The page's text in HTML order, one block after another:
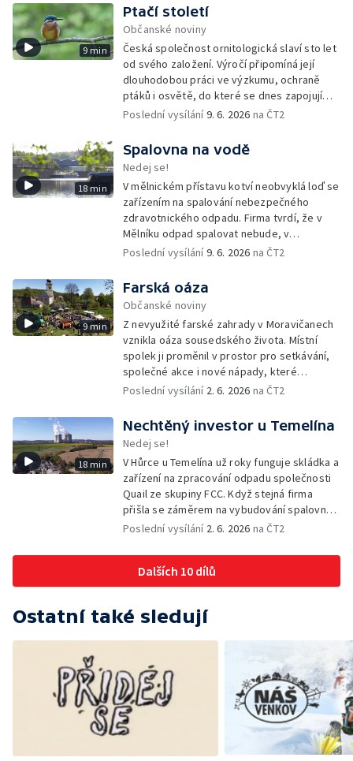
ochranou přírody.
9 min
Ptačí století
Občanské noviny
Česká společnost ornitologická slaví sto let
od svého založení. Výročí připomíná její
dlouhodobou práci ve výzkumu, ochraně
ptáků i osvětě, do které se dnes zapojují
tisíce členů a dobrovolníků po celé
Poslední vysílání9. 6. 2026 na ČT2
18 min
Spalovna na vodě
Nedej se!
V mělnickém přístavu kotví neobvyklá loď se
zařízením na spalování nebezpečného
zdravotnického odpadu. Firma tvrdí, že v
Mělníku odpad spalovat nebude, v
dokumentech k posuzování vlivů na životní
Poslední vysílání9. 6. 2026 na ČT2
9 min
Farská oáza
Občanské noviny
Z nevyužité farské zahrady v Moravičanech
vznikla oáza sousedského života. Místní
spolek ji proměnil v prostor pro setkávání,
společné akce i nové nápady, které
přesahují zahradu a pomáhají rozhýbat život
Poslední vysílání 2. 6. 2026 na ČT2
18 min
Nechtěný investor u Temelína
Nedej se!
V Hůrce u Temelína už roky funguje skládka a
zařízení na zpracování odpadu společnosti
Quail ze skupiny FCC. Když stejná firma
přišla se záměrem na vybudování spalovny
nebezpečných odpadů, okolní obce se
zkušenosti s dosavadním provozem i kauza
rekultivace odkališť v Mydlovarech.
Poslední vysílání 2. 6. 2026 na ČT2
Dalších 10 dílů
Ostatní také sledují